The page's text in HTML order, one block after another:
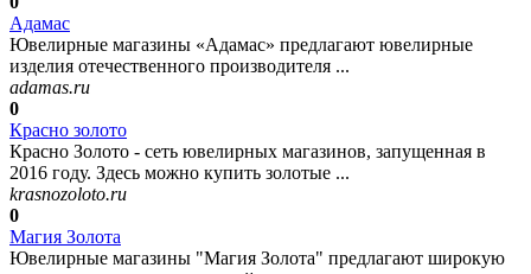
Адамас
Ювелирные магазины «Адамас» предлагают ювелирные
изделия отечественного производителя ...
adamas.ru
0
Красно золото
Красно Золото - сеть ювелирных магазинов, запущенная в
2016 году. Здесь можно купить золотые ...
krasnozoloto.ru
0
Магия Золота
Ювелирные магазины "Магия Золота" предлагают широкую